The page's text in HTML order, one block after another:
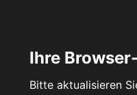
Ihre
Bitte aktualisieren